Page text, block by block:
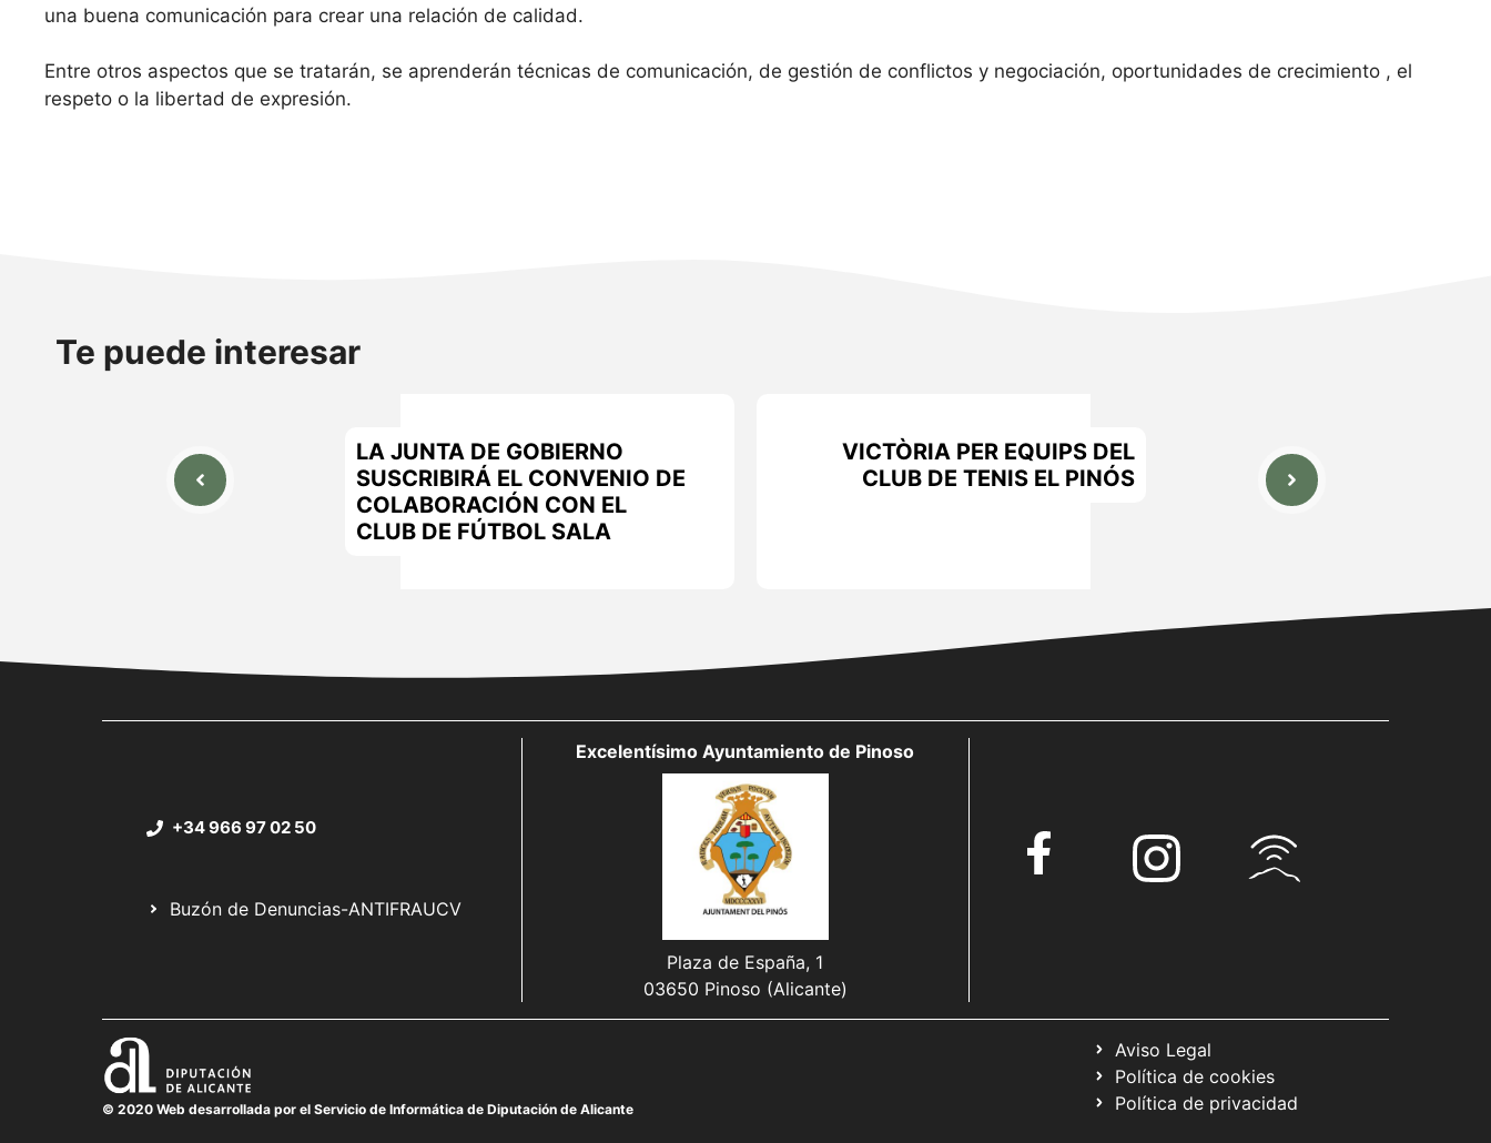
una buena comunicación para crear una relación de calidad.
Entre otros aspectos que se tratarán, se aprenderán técnicas de comunicación, de gestión de conflictos y negociación, oportunidades de crecimiento , el
respeto o la libertad de expresión.
Te puede interesar
LA JUNTA DE GOBIERNO
SUSCRIBIRÁ EL CONVENIO DE
COLABORACIÓN CON EL
CLUB DE FÚTBOL SALA
VICTÒRIA PER EQUIPS DEL
CLUB DE TENIS EL PINÓS
+34 966 97 02 50
Buzón de Denuncias-ANTIFRAUCV
Excelentísimo Ayuntamiento de Pinoso
Plaza de España, 1
03650 Pinoso (Alicante)
© 2020 Web desarrollada por el Servicio de Informática de Diputación de Alicante
Aviso Legal
Política de cookies
Política de privacidad